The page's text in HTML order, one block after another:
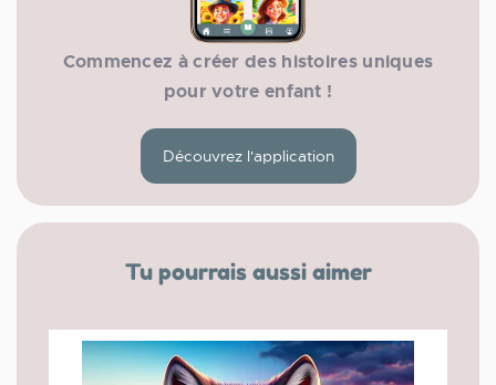
Commencez à créer des histoires uniques
pour votre enfant !
Découvrez l'application
Tu pourrais aussi aimer